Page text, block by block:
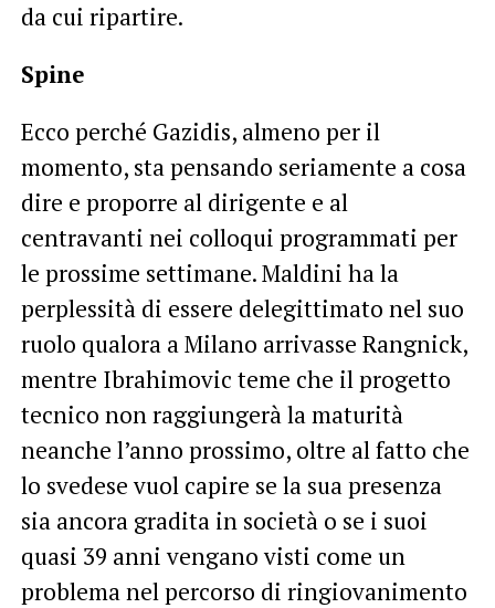
da cui ripartire.
Spine
Ecco perché Gazidis, almeno per il
momento, sta pensando seriamente a cosa
dire e proporre al dirigente e al
centravanti nei colloqui programmati per
le prossime settimane. Maldini ha la
perplessità di essere delegittimato nel suo
ruolo qualora a Milano arrivasse Rangnick,
mentre Ibrahimovic teme che il progetto
tecnico non raggiungerà la maturità
neanche l’anno prossimo, oltre al fatto che
lo svedese vuol capire se la sua presenza
sia ancora gradita in società o se i suoi
quasi 39 anni vengano visti come un
problema nel percorso di ringiovanimento